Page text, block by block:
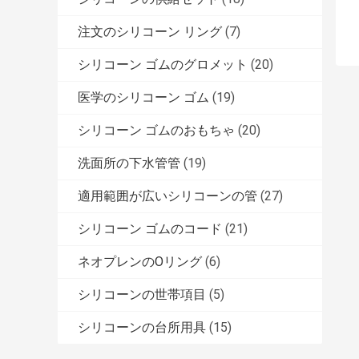
注文のシリコーン リング (7)
シリコーン ゴムのグロメット (20)
医学のシリコーン ゴム (19)
シリコーン ゴムのおもちゃ (20)
洗面所の下水管管 (19)
適用範囲が広いシリコーンの管 (27)
シリコーン ゴムのコード (21)
ネオプレンのOリング (6)
シリコーンの世帯項目 (5)
シリコーンの台所用具 (15)